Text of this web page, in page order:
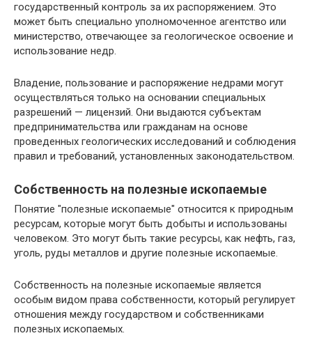
государственный контроль за их распоряжением. Это
может быть специально уполномоченное агентство или
министерство, отвечающее за геологическое освоение и
использование недр.
Владение, пользование и распоряжение недрами могут
осуществляться только на основании специальных
разрешений — лицензий. Они выдаются субъектам
предпринимательства или гражданам на основе
проведенных геологических исследований и соблюдения
правил и требований, установленных законодательством.
Собственность на полезные ископаемые
Понятие "полезные ископаемые" относится к природным
ресурсам, которые могут быть добыты и использованы
человеком. Это могут быть такие ресурсы, как нефть, газ,
уголь, руды металлов и другие полезные ископаемые.
Собственность на полезные ископаемые является
особым видом права собственности, который регулирует
отношения между государством и собственниками
полезных ископаемых.